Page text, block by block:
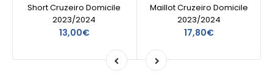
Short Cruzeiro Domicile
2023/2024
13,00€
Maillot Cruzeiro Domicile
2023/2024
17,80€